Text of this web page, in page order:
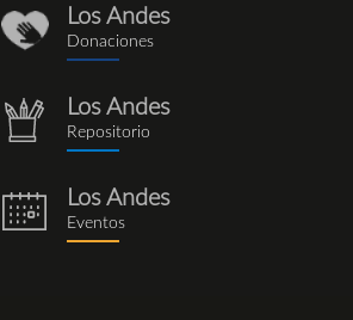
donaciones_1.png
Los Andes
Donaciones
repositorio.png
Los Andes
Repositorio
eventos.png
Los Andes
Eventos